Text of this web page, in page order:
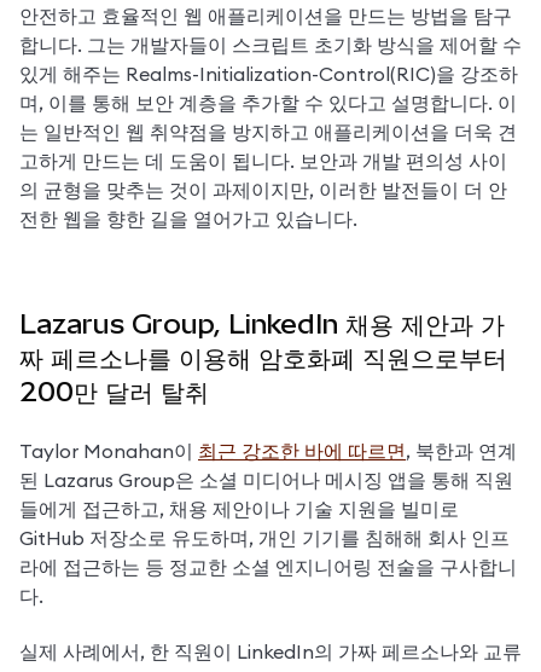
안전하고 효율적인 웹 애플리케이션을 만드는 방법을 탐구
합니다. 그는 개발자들이 스크립트 초기화 방식을 제어할 수
있게 해주는 Realms-Initialization-Control(RIC)을 강조하
며, 이를 통해 보안 계층을 추가할 수 있다고 설명합니다. 이
는 일반적인 웹 취약점을 방지하고 애플리케이션을 더욱 견
고하게 만드는 데 도움이 됩니다. 보안과 개발 편의성 사이
의 균형을 맞추는 것이 과제이지만, 이러한 발전들이 더 안
전한 웹을 향한 길을 열어가고 있습니다.
Lazarus Group, LinkedIn 채용 제안과 가
짜 페르소나를 이용해 암호화폐 직원으로부터
200만 달러 탈취
Taylor Monahan이 최근 강조한 바에 따르면 , 북한과 연계
된 Lazarus Group은 소셜 미디어나 메시징 앱을 통해 직원
들에게 접근하고, 채용 제안이나 기술 지원을 빌미로
GitHub 저장소로 유도하며, 개인 기기를 침해해 회사 인프
라에 접근하는 등 정교한 소셜 엔지니어링 전술을 구사합니
다.
실제 사례에서, 한 직원이 LinkedIn의 가짜 페르소나와 교류